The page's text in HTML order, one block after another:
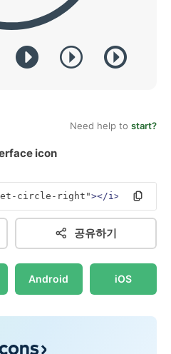
Need help to start?
icon
circle-right"></i>
공유하기
Android iOS